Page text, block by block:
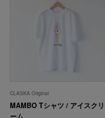
CLASKA Original
MAMBO Tシャツ / アイスクリ